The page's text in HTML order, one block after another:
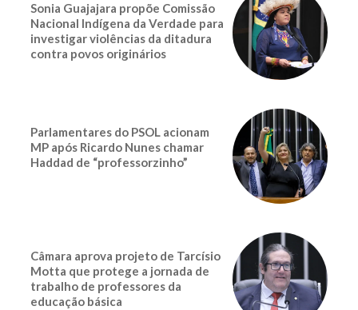
Sonia Guajajara propõe Comissão
Nacional Indígena da Verdade para
investigar violências da ditadura
contra povos originários
Parlamentares do PSOL acionam
MP após Ricardo Nunes chamar
Haddad de “professorzinho”
Câmara aprova projeto de Tarcísio
Motta que protege a jornada de
trabalho de professores da
educação básica